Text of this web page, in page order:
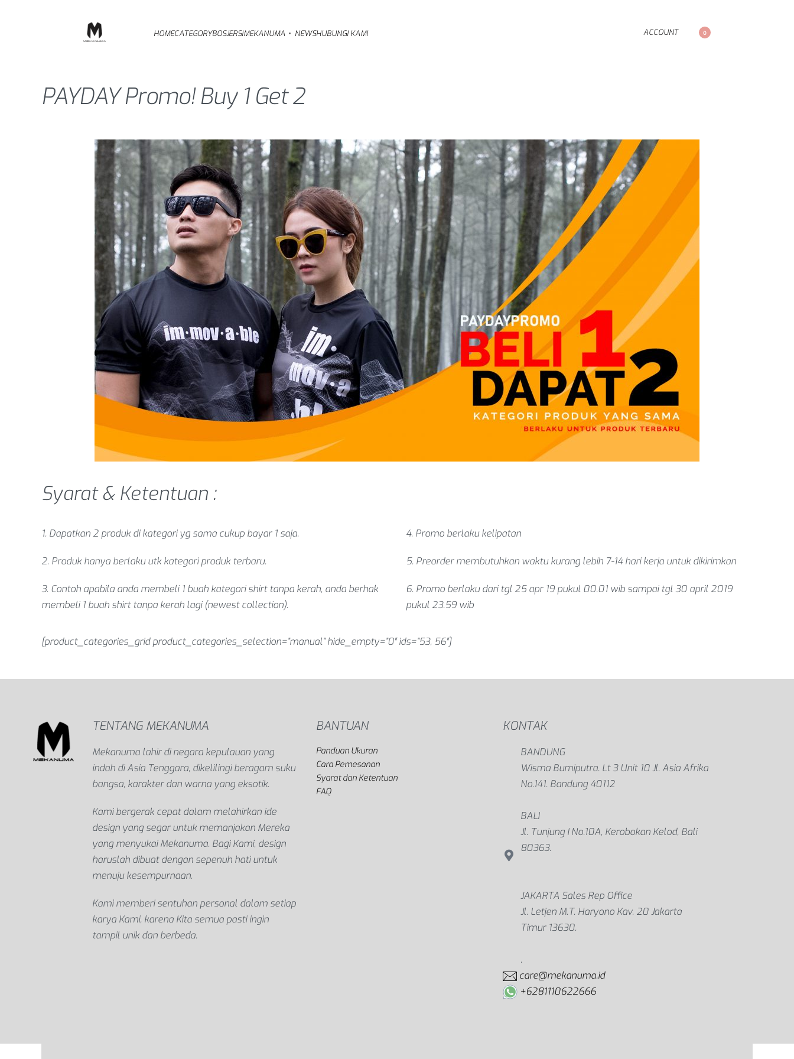
HOMECATEGORYBOSJERSIMEKANUMA NEWSHUBUNGI KAMI ACCOUNT 0
PAYDAY Promo! Buy 1 Get 2
Syarat & Ketentuan :
1. Dapatkan 2 produk di kategori yg sama cukup bayar 1 saja.
2. Produk hanya berlaku utk kategori produk terbaru.
3. Contoh apabila anda membeli 1 buah kategori shirt tanpa kerah, anda berhak
membeli 1 buah shirt tanpa kerah lagi (newest collection).
4. Promo berlaku kelipatan
5. Preorder membutuhkan waktu kurang lebih 7-14 hari kerja untuk dikirimkan
6. Promo berlaku dari tgl 25 apr 19 pukul 00.01 wib sampai tgl 30 april 2019
pukul 23.59 wib
[product_categories_grid product_categories_selection=”manual” hide_empty=”0″ ids=”53, 56″]
TENTANG MEKANUMA
Mekanuma lahir di negara kepulauan yang
indah di Asia Tenggara, dikelilingi beragam suku
bangsa, karakter dan warna yang eksotik.
Kami bergerak cepat dalam melahirkan ide
design yang segar untuk memanjakan Mereka
yang menyukai Mekanuma. Bagi Kami, design
haruslah dibuat dengan sepenuh hati untuk
menuju kesempurnaan.
Kami memberi sentuhan personal dalam setiap
karya Kami, karena Kita semua pasti ingin
tampil unik dan berbeda.
BANTUAN
Panduan Ukuran
Cara Pemesanan
Syarat dan Ketentuan
FAQ
KONTAK
BANDUNG
Wisma Bumiputra. Lt 3 Unit 10 Jl. Asia Afrika
No.141. Bandung 40112
BALI
Jl. Tunjung I No.10A, Kerobokan Kelod, Bali
80363.
JAKARTA Sales Rep Office
Jl. Letjen M.T. Haryono Kav. 20 Jakarta
Timur 13630.
.
care@mekanuma.id
+6281110622666